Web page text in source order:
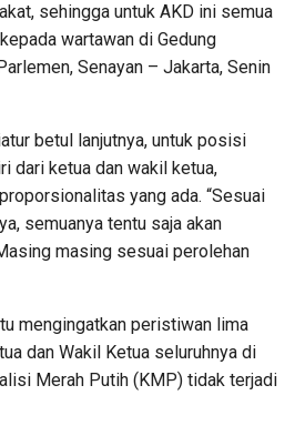
sehingga untuk AKD ini semua
wartawan di Gedung
Senayan – Jakarta, Senin
betul lanjutnya, untuk posisi
dari ketua dan wakil ketua,
yang ada. “Sesuai
semuanya tentu saja akan
masing sesuai perolehan
mengingatkan peristiwan lima
dan Wakil Ketua seluruhnya di
Merah Putih (KMP) tidak terjadi